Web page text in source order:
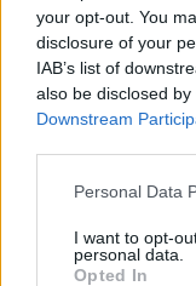
your opt-out. You
disclosure of your
IAB’s list of
also be disclosed
Downstream
Personal Data
I want to opt-
personal data.
Opted In
Article précédent
Les secrets des
centenaires des
bleues pour une
et saine